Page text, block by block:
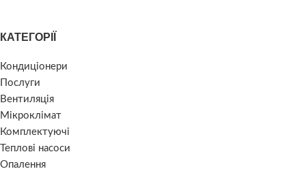
КАТЕГОРІЇ
Кондиціонери
Послуги
Вентиляція
Мікроклімат
Комплектуючі
Теплові насоси
Опалення